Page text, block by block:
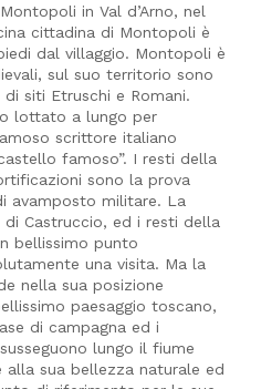
in Val d’Arno, nel
cittadina di Montopoli è
dal villaggio. Montopoli è
sul suo territorio sono
siti Etruschi e Romani.
lottato a lungo per
scrittore italiano
famoso”. I resti della
sono la prova
avamposto militare. La
di Castruccio, ed i resti della
bellissimo punto
una visita. Ma la
nella sua posizione
paesaggio toscano,
di campagna ed i
lungo il fiume
sua bellezza naturale ed